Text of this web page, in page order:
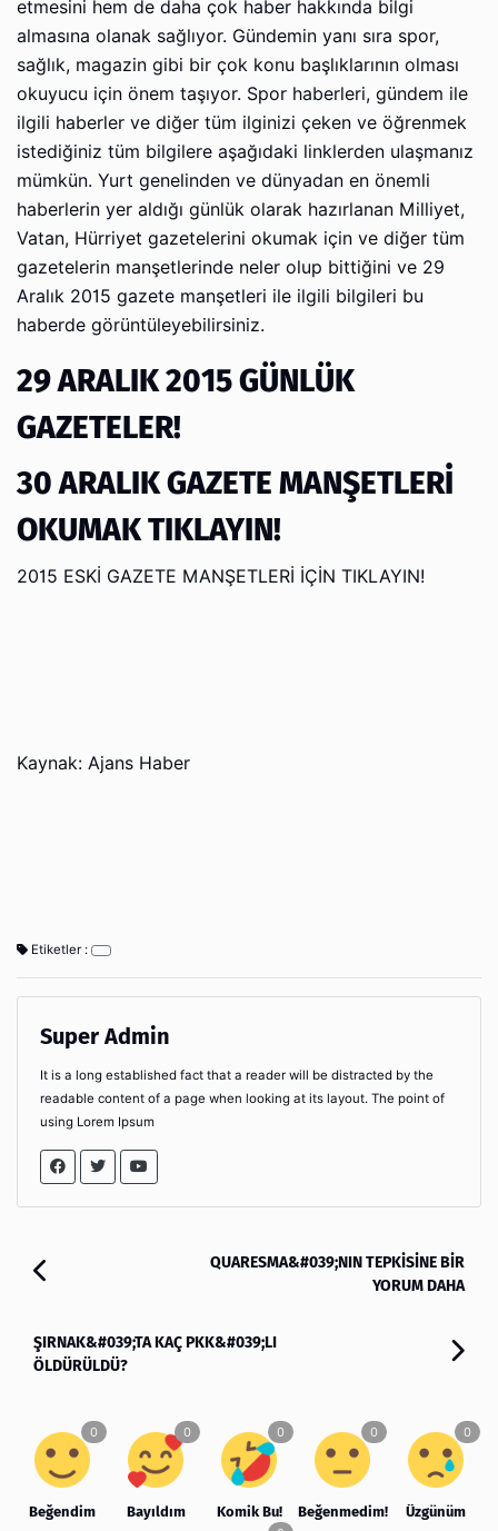
etmesini hem de daha çok haber hakkında bilgi
almasına olanak sağlıyor. Gündemin yanı sıra spor,
sağlık, magazin gibi bir çok konu başlıklarının olması
okuyucu için önem taşıyor. Spor haberleri, gündem ile
ilgili haberler ve diğer tüm ilginizi çeken ve öğrenmek
istediğiniz tüm bilgilere aşağıdaki linklerden ulaşmanız
mümkün. Yurt genelinden ve dünyadan en önemli
haberlerin yer aldığı günlük olarak hazırlanan Milliyet,
Vatan, Hürriyet gazetelerini okumak için ve diğer tüm
gazetelerin manşetlerinde neler olup bittiğini ve 29
Aralık 2015 gazete manşetleri ile ilgili bilgileri bu
haberde görüntüleyebilirsiniz.
29 ARALIK 2015 GÜNLÜK
GAZETELER!
30 ARALIK GAZETE MANŞETLERİ
OKUMAK TIKLAYIN!
2015 ESKİ GAZETE MANŞETLERİ İÇİN TIKLAYIN!
Kaynak: Ajans Haber
Etiketler :
Super Admin
It is a long established fact that a reader will be distracted by the
readable content of a page when looking at its layout. The point of
using Lorem Ipsum
QUARESMA&#039;NIN TEPKİSİNE BİR
YORUM DAHA
ŞIRNAK&#039;TA KAÇ PKK&#039;LI
ÖLDÜRÜLDÜ?
Beğendim Bayıldım Komik Bu! Beğenmedim! Üzgünüm